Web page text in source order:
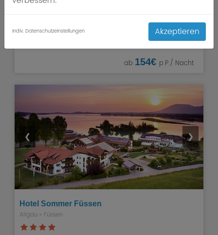
Familientradition seit 110 Jahren und bietet ein Top-Angebot
für Wellness, Sport und Beauty.
ab 154€ p.P./ Nacht
❮ ❯
Hotel Sommer Füssen
Allgäu » Füssen
Indiv. Datenschutzeinstellungen Akzeptieren